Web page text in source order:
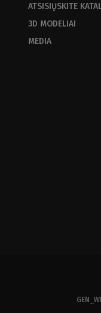
ATSISIŲSKITE
3D MODELIAI
MEDIA